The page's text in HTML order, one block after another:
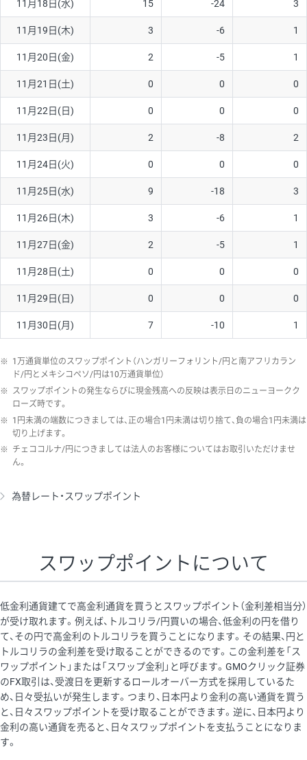
ソ/円は10万通貨単位。
11月18日(水) 15 -24 3
11月19日(木) 3 -6 1
11月20日(金) 2 -5 1
11月21日(土) 0 0 0
11月22日(日) 0 0 0
11月23日(月) 2 -8 2
11月24日(火) 0 0 0
11月25日(水) 9 -18 3
11月26日(木) 3 -6 1
11月27日(金) 2 -5 1
11月28日(土) 0 0 0
11月29日(日) 0 0 0
11月30日(月) 7 -10 1
※ 1万通貨単位のスワップポイント（ハンガリーフォリント/円と南アフリカラン
ド/円とメキシコペソ/円は10万通貨単位）
※ スワップポイントの発生ならびに現金残高への反映は表示日のニューヨークク
ローズ時です。
※ 1円未満の端数につきましては、正の場合1円未満は切り捨て、負の場合1円未満は
切り上げます。
※ チェココルナ/円につきましては法人のお客様についてはお取引いただけませ
ん。
為替レート・スワップポイント
スワップポイントについて
低金利通貨建てで高金利通貨を買うとスワップポイント（金利差相当分）
が受け取れます。例えば、トルコリラ/円買いの場合、低金利の円を借り
て、その円で高金利のトルコリラを買うことになります。その結果、円と
トルコリラの金利差を受け取ることができるのです。この金利差を「ス
ワップポイント」または「スワップ金利」と呼びます。GMOクリック証券
のFX取引は、受渡日を更新するロールオーバー方式を採用しているた
め、日々受払いが発生します。つまり、日本円より金利の高い通貨を買う
と、日々スワップポイントを受け取ることができます。逆に、日本円より
金利の高い通貨を売ると、日々スワップポイントを支払うことになりま
す。